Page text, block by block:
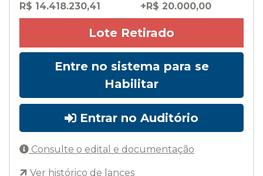
R$ 14.418.230,41
+R$ 20.000,00
Lote Retirado
Entre no sistema para se
Habilitar
Entrar no Auditório
Consulte o edital e documentação
Ver histórico de lances